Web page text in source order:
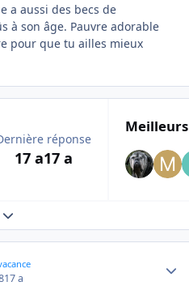
a aussi des becs de
à son âge. Pauvre adorable
pour que tu ailles mieux
réponse
17 a17 a
Expand topic overview
17 a